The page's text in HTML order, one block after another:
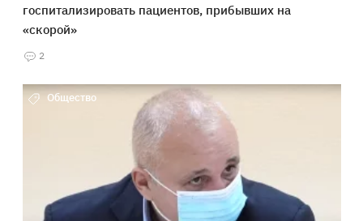
госпитализировать пациентов, прибывших на
«скорой»
2
Общество